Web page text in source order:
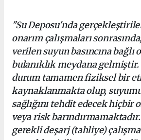
"Su Deposu'nda
onarım çalışmaları
verilen suyun basıncına bağlı
bulanıklık meydana gelmiştir.
durum tamamen fiziksel bir
kaynaklanmakta olup,
sağlığını tehdit edecek hiçbir
veya risk
gerekli deşarj (tahliye)